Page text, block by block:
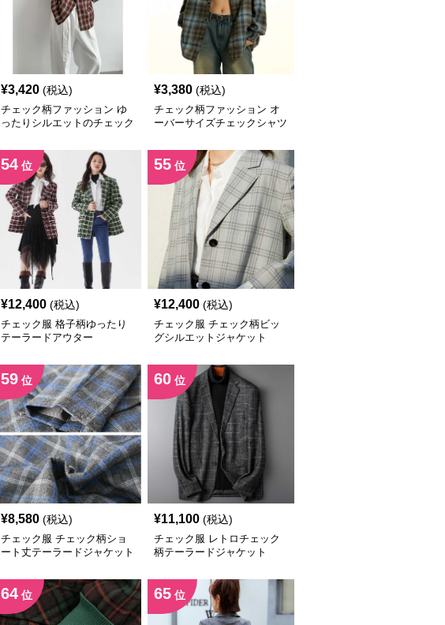
¥3,420 (税込)
チェック柄ファッション ゆ
ったりシルエットのチェック
¥3,380 (税込)
チェック柄ファッション オ
ーバーサイズチェックシャツ
54 位
¥12,400 (税込)
チェック服 格子柄ゆったり
テーラードアウター
55 位
¥12,400 (税込)
チェック服 チェック柄ビッ
グシルエットジャケット
59 位
¥8,580 (税込)
チェック服 チェック柄ショ
ート丈テーラードジャケット
60 位
¥11,100 (税込)
チェック服 レトロチェック
柄テーラードジャケット
64 位 65 位